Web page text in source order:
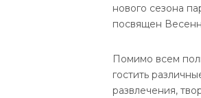
нового сезона
посвящен
Помимо всем
гостить
развлечения,